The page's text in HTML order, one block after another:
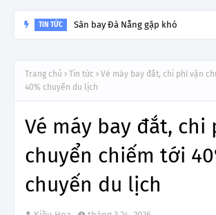
TIN TỨC Sân bay Đà Nẵng gặp khó
Trang chủ Tin tức
Vé máy bay đắt, chi phí vận
40% chuyến du lịch
Vé máy bay đắt, chi
chuyển chiếm tới
chuyến du lịch